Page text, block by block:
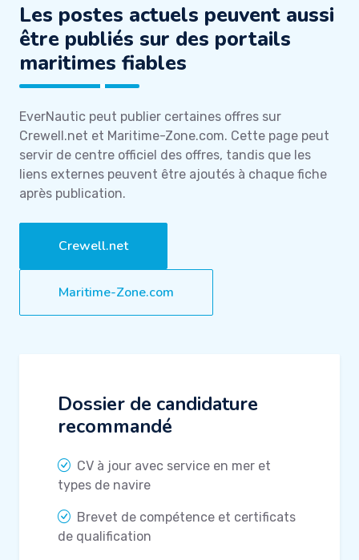
Les postes actuels peuvent aussi
être publiés sur des portails
maritimes fiables
EverNautic peut publier certaines offres sur
Crewell.net et Maritime-Zone.com. Cette page peut
servir de centre officiel des offres, tandis que les
liens externes peuvent être ajoutés à chaque fiche
après publication.
Crewell.net
Maritime-Zone.com
Dossier de candidature
recommandé
CV à jour avec service en mer et
types de navire
Brevet de compétence et certificats
de qualification